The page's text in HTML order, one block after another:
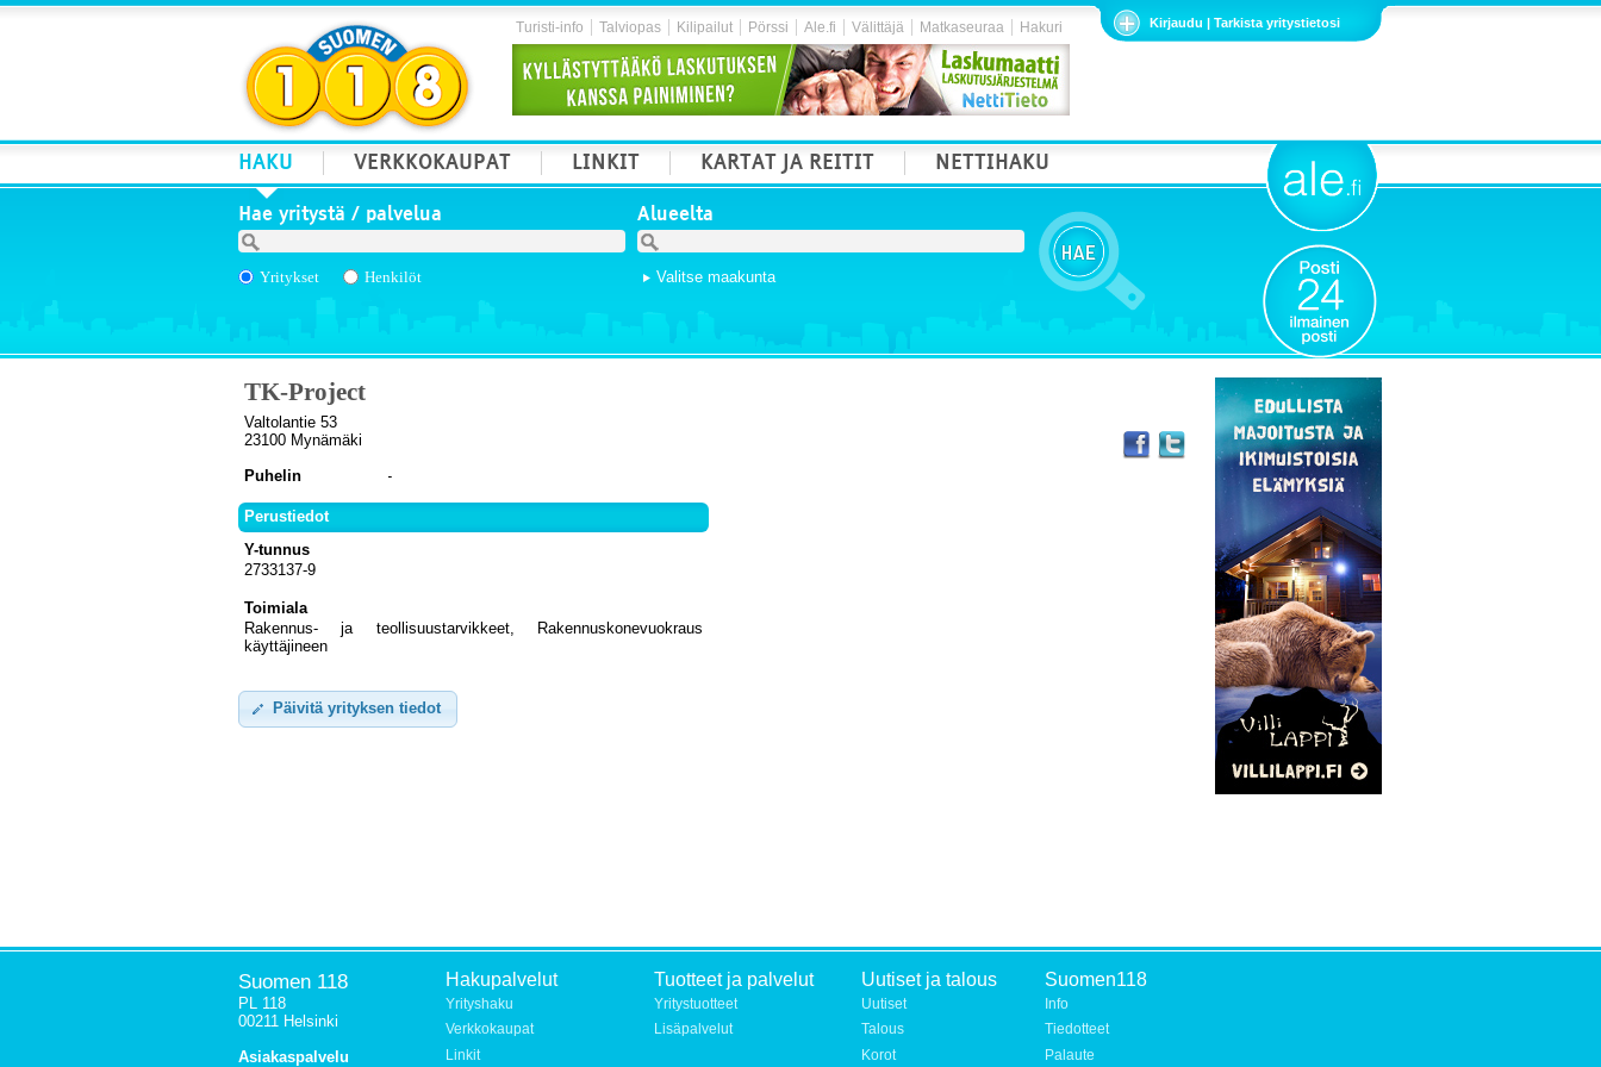
Kirjaudu | Tarkista yritystietosi
Turisti-info Talviopas Kilipailut Pörssi Ale.fi Välittäjä Matkaseuraa Hakuri
HAKU VERKKOKAUPAT LINKIT KARTAT JA REITIT NETTIHAKU
Hae yritystä / palvelua
Yritykset Henkilöt
Alueelta
Valitse maakunta
TK-Project
Valtolantie 53
23100 Mynämäki
Puhelin
Perustiedot
Y-tunnus
2733137-9
Toimiala
Rakennus- ja teollisuustarvikkeet, Rakennuskonevuokraus
käyttäjineen
Päivitä yrityksen tiedot
Suomen 118
PL 118
00211 Helsinki
Asiakaspalvelu
Hakupalvelut
Yrityshaku
Verkkokaupat
Linkit
Tuotteet ja palvelut
Yritystuotteet
Lisäpalvelut
Uutiset ja talous
Uutiset
Talous
Korot
Suomen118
Info
Tiedotteet
Palaute